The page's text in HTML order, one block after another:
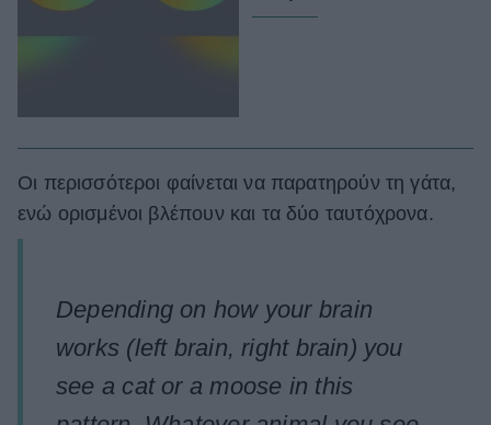
Οι περισσότεροι φαίνεται να παρατηρούν τη γάτα,
ενώ ορισμένοι βλέπουν και τα δύο ταυτόχρονα.
Depending on how your brain
works (left brain, right brain) you
see a cat or a moose in this